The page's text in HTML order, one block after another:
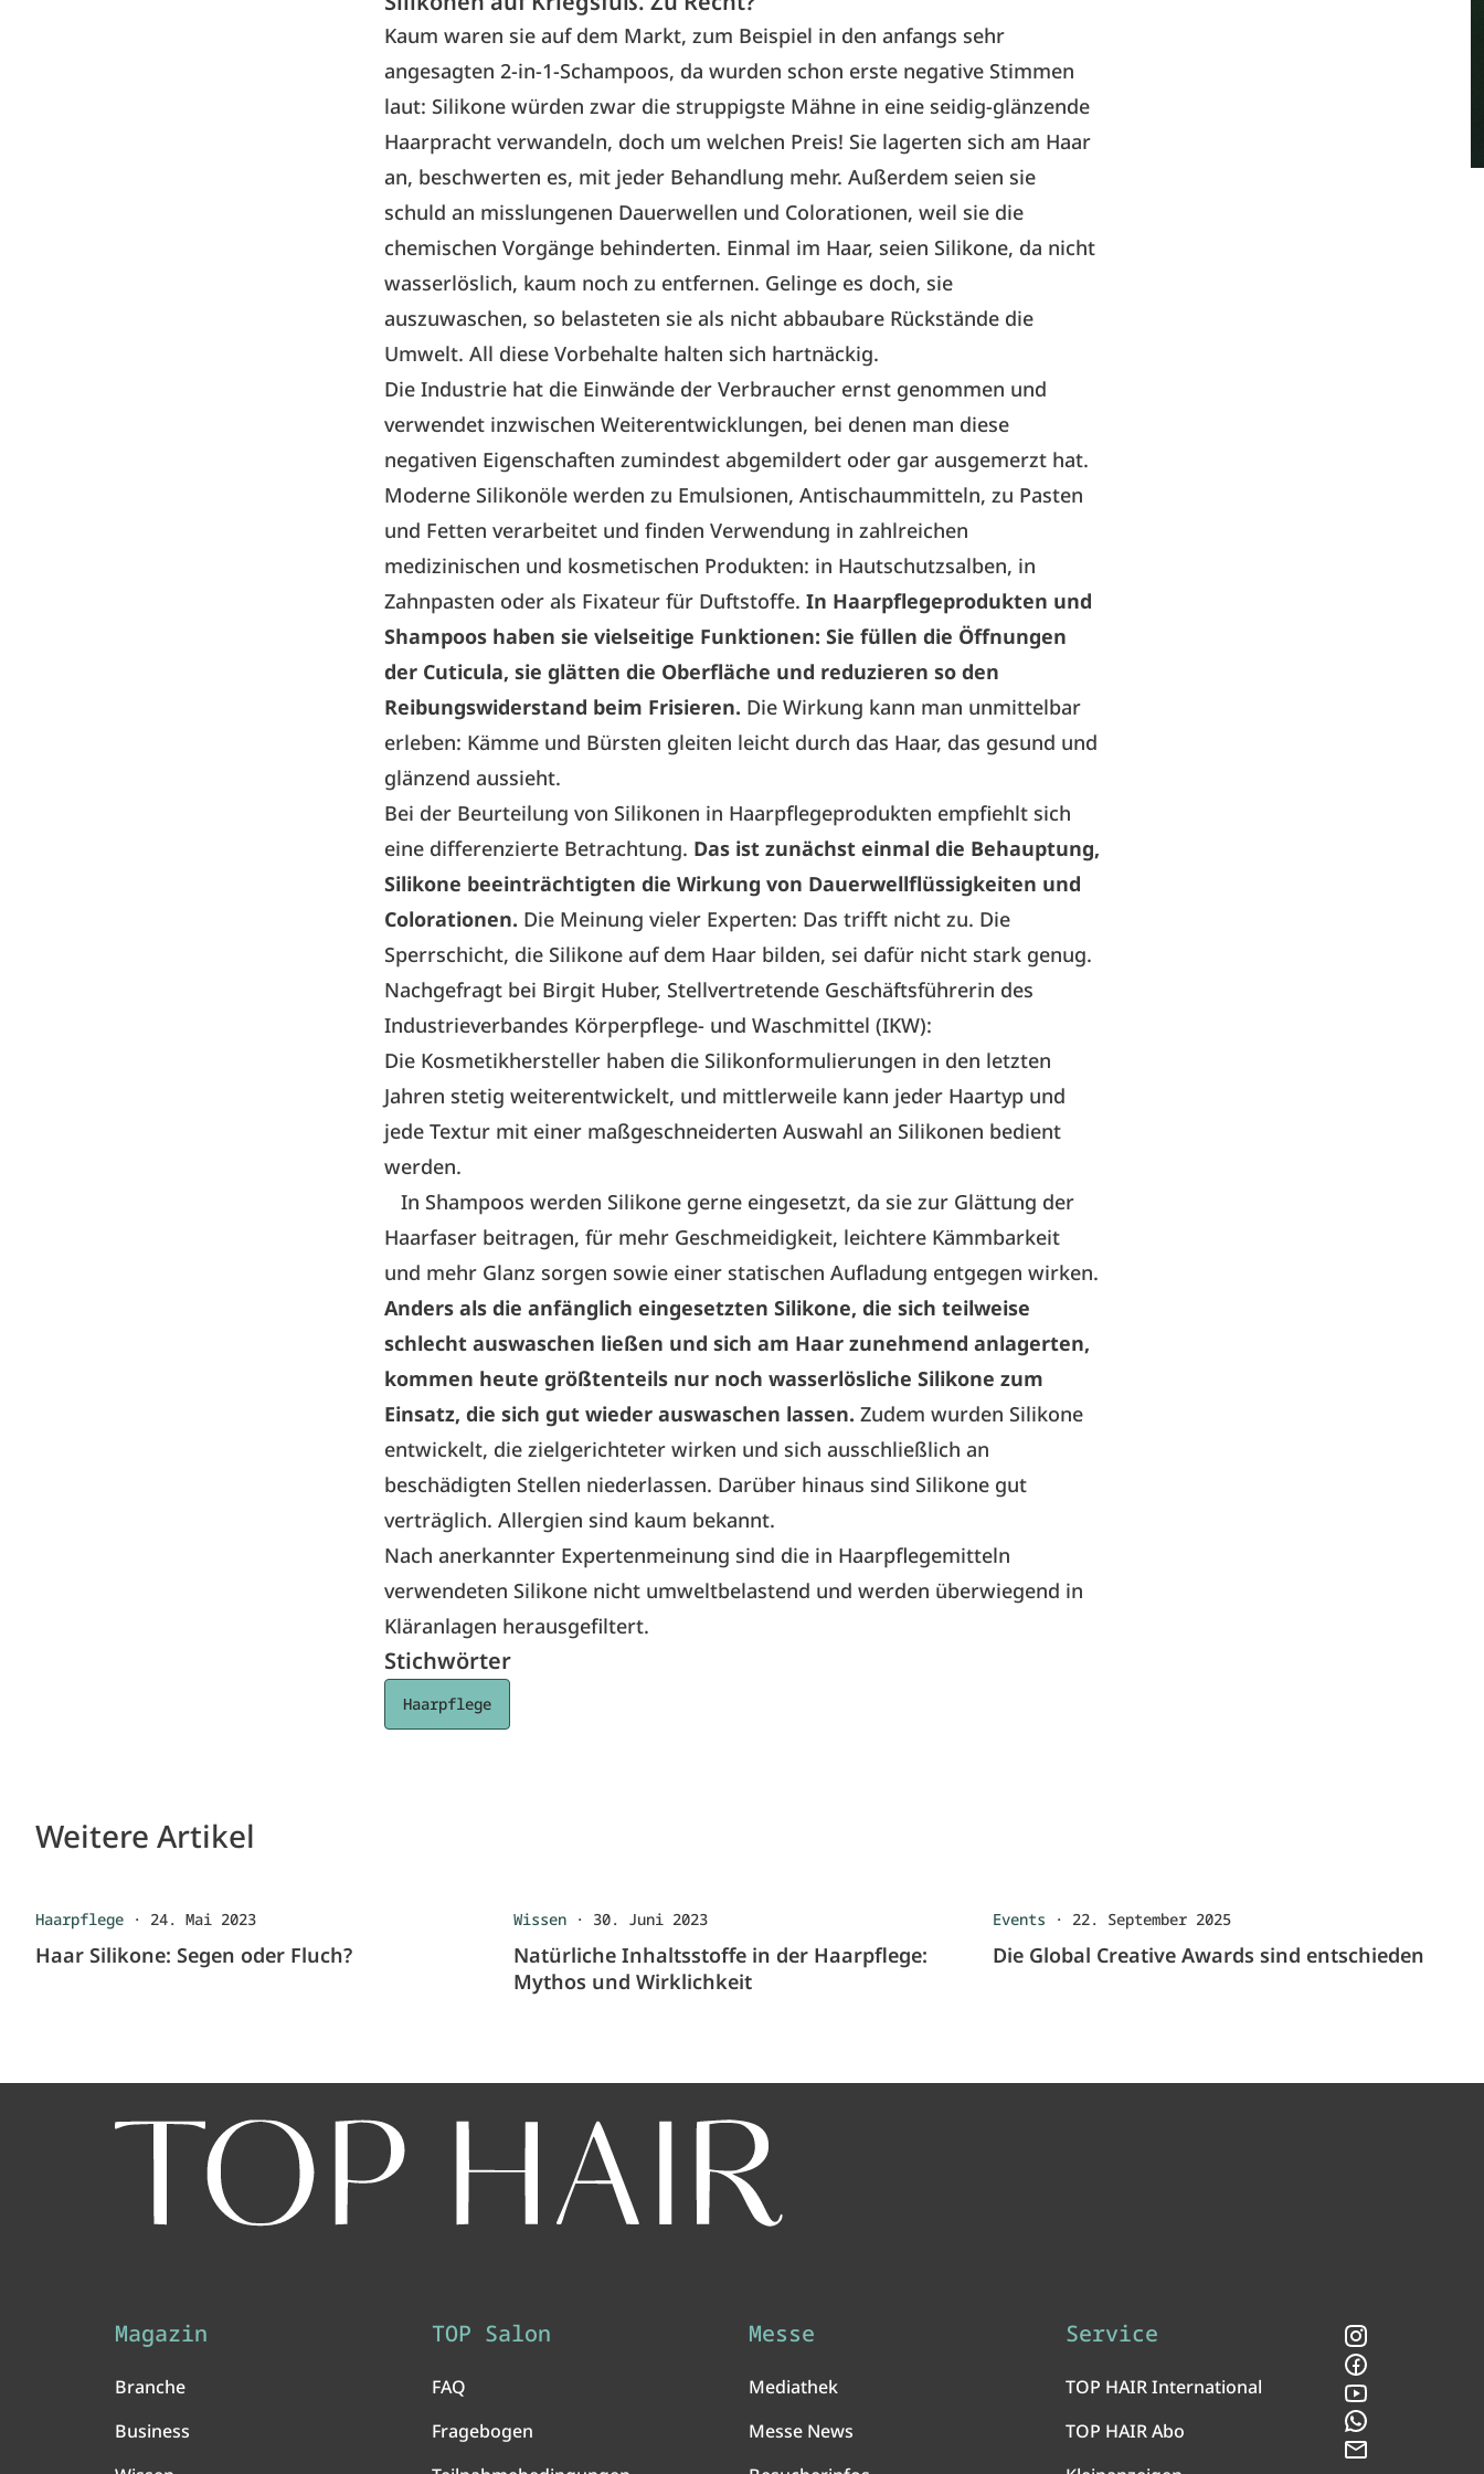
Kaum waren sie auf dem Markt, zum Beispiel in den anfangs sehr
angesagten 2-in-1-Schampoos, da wurden schon erste negative Stimmen
laut: Silikone würden zwar die struppigste Mähne in eine seidig-glänzende
Haarpracht verwandeln, doch um welchen Preis! Sie lagerten sich am Haar
an, beschwerten es, mit jeder Behandlung mehr. Außerdem seien sie
schuld an misslungenen Dauerwellen und Colorationen, weil sie die
chemischen Vorgänge behinderten. Einmal im Haar, seien Silikone, da nicht
wasserlöslich, kaum noch zu entfernen. Gelinge es doch, sie
auszuwaschen, so belasteten sie als nicht abbaubare Rückstände die
Umwelt. All diese Vorbehalte halten sich hartnäckig.
Die Industrie hat die Einwände der Verbraucher ernst genommen und
verwendet inzwischen Weiterentwicklungen, bei denen man diese
negativen Eigenschaften zumindest abgemildert oder gar ausgemerzt hat.
Moderne Silikonöle werden zu Emulsionen, Antischaummitteln, zu Pasten
und Fetten verarbeitet und finden Verwendung in zahlreichen
medizinischen und kosmetischen Produkten: in Hautschutzsalben, in
Zahnpasten oder als Fixateur für Duftstoffe. In Haarpflegeprodukten und
Shampoos haben sie vielseitige Funktionen: Sie füllen die Öffnungen
der Cuticula, sie glätten die Oberfläche und reduzieren so den
Reibungswiderstand beim Frisieren. Die Wirkung kann man unmittelbar
erleben: Kämme und Bürsten gleiten leicht durch das Haar, das gesund und
glänzend aussieht.
Bei der Beurteilung von Silikonen in Haarpflegeprodukten empfiehlt sich
eine differenzierte Betrachtung. Das ist zunächst einmal die Behauptung,
Silikone beeinträchtigten die Wirkung von Dauerwellflüssigkeiten und
Colorationen. Die Meinung vieler Experten: Das trifft nicht zu. Die
Sperrschicht, die Silikone auf dem Haar bilden, sei dafür nicht stark genug.
Nachgefragt bei Birgit Huber, Stellvertretende Geschäftsführerin des
Industrieverbandes Körperpflege- und Waschmittel (IKW):
Die Kosmetikhersteller haben die Silikonformulierungen in den letzten
Jahren stetig weiterentwickelt, und mittlerweile kann jeder Haartyp und
jede Textur mit einer maßgeschneiderten Auswahl an Silikonen bedient
werden.
In Shampoos werden Silikone gerne eingesetzt, da sie zur Glättung der
Haarfaser beitragen, für mehr Geschmeidigkeit, leichtere Kämmbarkeit
und mehr Glanz sorgen sowie einer statischen Aufladung entgegen wirken.
Anders als die anfänglich eingesetzten Silikone, die sich teilweise
schlecht auswaschen ließen und sich am Haar zunehmend anlagerten,
kommen heute größtenteils nur noch wasserlösliche Silikone zum
Einsatz, die sich gut wieder auswaschen lassen. Zudem wurden Silikone
entwickelt, die zielgerichteter wirken und sich ausschließlich an
beschädigten Stellen niederlassen. Darüber hinaus sind Silikone gut
verträglich. Allergien sind kaum bekannt.
Nach anerkannter Expertenmeinung sind die in Haarpflegemitteln
verwendeten Silikone nicht umweltbelastend und werden überwiegend in
Kläranlagen herausgefiltert.
Stichwörter
Haarpflege
Weitere Artikel
Haarpflege · 24. Mai 2023
Haar Silikone: Segen oder Fluch?
Wissen · 30. Juni 2023
Natürliche Inhaltsstoffe in der Haarpflege:
Mythos und Wirklichkeit
Events · 22. September 2025
Die Global Creative Awards sind entschieden
Magazin
Branche
Business
TOP Salon
FAQ
Fragebogen
Messe
Mediathek
Messe News
Service
TOP HAIR International
TOP HAIR Abo